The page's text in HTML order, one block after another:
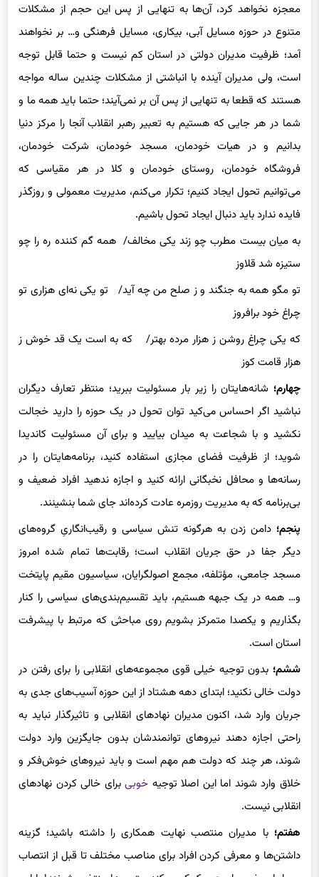
معجزه نخواهد کرد، آن‌ها به تنهایی از پس این حجم از مشکلات
متنوع در حوزه مسایل آبی، بیکاری، مسایل فرهنگی و… بر نخواهند
آمد؛ ظرفیت مدیران دولتی در استان کم نیست و حتما قابل توجه
است، ولی مدیران آینده با انباشتی از مشکلات چندین ساله مواجه
هستند که قطعا به تنهایی از پس آن بر نمی‌آیند؛ حتما باید همه ما و
شما در هر جایی که هستیم به تعبیر رهبر انقلاب آنجا را مرکز دنیا
بدانیم و در هیات خودمان، مسجد خودمان، شرکت خودمان،
فروشگاه خودمان، روستای خودمان و کلا در هر مقیاسی که
می‌توانیم تحول ایجاد کنیم؛ تکرار می‌کنم، مدیریت معمولی و روزگذر
فایده ندارد باید دنبال ایجاد تحول باشیم.
به میان بیست مطرب چو زند یکی مخالف/ همه گم کننده ره را چو
ستیزه شد قلاوز
تو مگو همه به جنگند و ز صلح من چه آید/ تو یکی نه‌ای هزاری تو
چراغ خود برافروز
که یکی چراغ روشن ز هزار مرده بهتر/ که به است یک قد خوش ز
هزار قامت کوز
چهارم؛ شانه‌هایتان را زیر بار مسئولیت ببرید؛ منتظر تعارف دیگران
نباشید اگر احساس می‌کید توان تحول در یک حوزه را دارید خجالت
نکشید و با شجاعت به میدان بیایید و برای آن مسئولیت کاندیدا
شوید؛ از ظرفیت فضای مجازی استفاده کنید، برنامه‌هایتان را در
رسانه‌ها و محافل نخبگانی ارائه کنید و اجازه ندهید افراد ضعیف و
بی‌برنامه که به مدیریت روزمره عادت کرده‌اند جای شما بنشینند.
پنجم؛ دامن زدن به هرگونه تنش سیاسی و رقیب‌انگاریِ گروه‌های
دیگر جفا در حق جریان انقلاب است؛ رقابت‌ها تمام شده امروز
مسجد جامعی، مؤتلفه، مجمع اصولگرایان، سیاسیون مقیم پایتخت
و… همه در یک جبهه هستیم، باید تقسیم‌بندی‌های سیاسی را کنار
بگذاریم و یکصدا متمرکز بشویم روی مباحثی که مرتبط با پیشرفت
استان است.
ششم؛ بدون توجیه خیلی قوی مجموعه‌های انقلابی را برای رفتن در
دولت خالی نکنید؛ ابتدای دهه هشتاد از این حوزه آسیب‌های جدی به
جریان وارد شد، اکنون مدیران نهادهای انقلابی و تاثیرگذار نباید به
راحتی اجازه دهند نیروهای توانمندشان بدون جایگزین وارد دولت
شوند، هر چند که دولت هم مهم است و باید نیروهای خوش‌فکر و
خلاق وارد شوند اما این اصلا توجیه خوبیبرای خالی کردن نهادهای
انقلابی نیست.
هفتم؛ با مدیران منتصب نهایت همکاری را داشته باشید؛ گزینه
داشتن‌ها و معرفی کردن افراد برای مناصب مختلف تا قبل از انتصاب